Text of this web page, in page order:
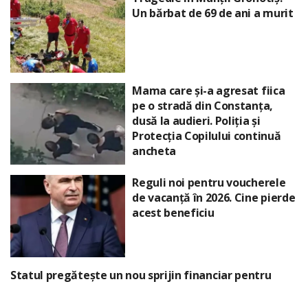
Un bărbat de 69 de ani a murit
Mama care și-a agresat fiica
pe o stradă din Constanța,
dusă la audieri. Poliția și
Protecția Copilului continuă
ancheta
Reguli noi pentru voucherele
de vacanță în 2026. Cine pierde
acest beneficiu
Statul pregătește un nou sprijin financiar pentru